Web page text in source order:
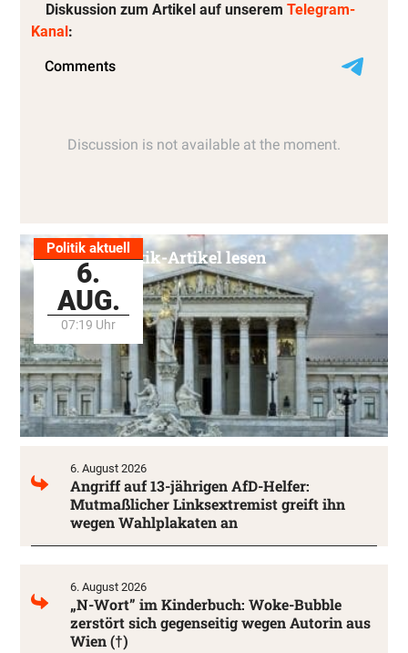
Diskussion zum Artikel auf unserem Telegram-
Kanal:
Politik aktuell
6.
AUG.
07:19 Uhr
Alle Politik-Artikel lesen
6. August 2026
Angriff auf 13-jährigen AfD-Helfer:
Mutmaßlicher Linksextremist greift ihn
wegen Wahlplakaten an
6. August 2026
„N-Wort” im Kinderbuch: Woke-Bubble
zerstört sich gegenseitig wegen Autorin aus
Wien (†)